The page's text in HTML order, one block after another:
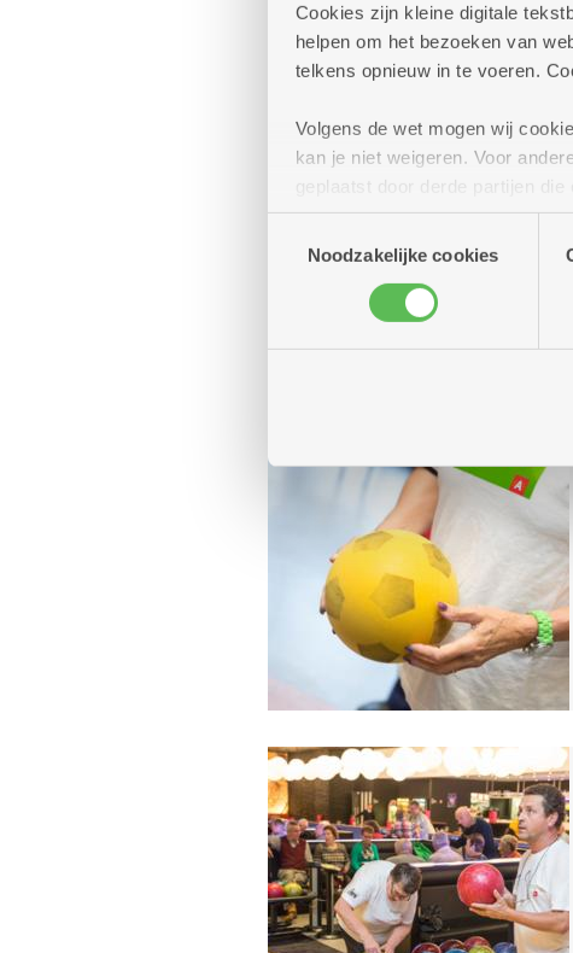
Cookies zijn kleine digitale
helpen om het bezoeken van
telkens opnieuw in te voeren.
Volgens de wet mogen wij
kan je niet weigeren. Voor
geplaatst door derde partijen
(geanonimiseerd) gebruik van
Noodzakelijke cookies